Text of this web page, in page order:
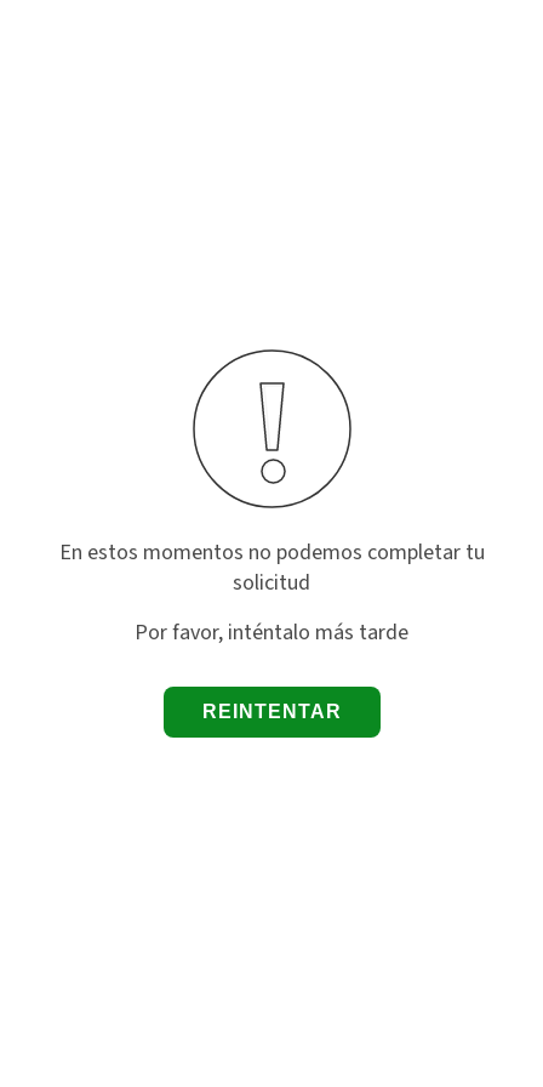
En estos momentos no podemos completar tu
solicitud
Por favor, inténtalo más tarde
REINTENTAR